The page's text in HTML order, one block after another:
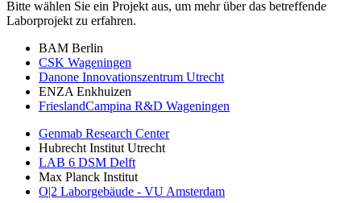
Bitte wählen Sie ein Projekt aus, um mehr über das betreffende
Laborprojekt zu erfahren.
BAM Berlin
CSK Wageningen
Danone Innovationszentrum Utrecht
ENZA Enkhuizen
FrieslandCampina R&D Wageningen
Genmab Research Center
Hubrecht Institut Utrecht
LAB 6 DSM Delft
Max Planck Institut
O|2 Laborgebäude - VU Amsterdam